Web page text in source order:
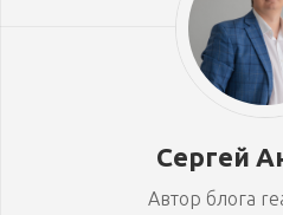
Сергей
Автор блога